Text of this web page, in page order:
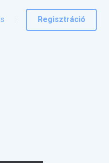
Regisztráció